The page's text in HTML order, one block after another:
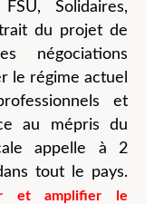
Solidaires,
du projet de
négociations
le régime actuel
et
au mépris du
appelle à 2
tout le pays.
et amplifier le